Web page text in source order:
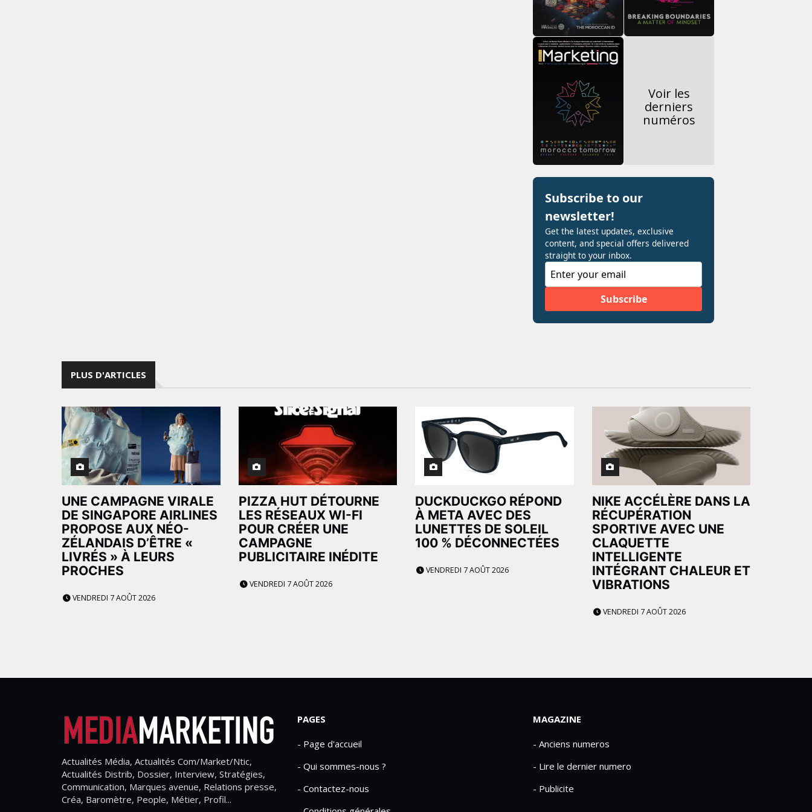
Voir les
derniers
numéros
PLUS D'ARTICLES
UNE CAMPAGNE VIRALE
DE SINGAPORE AIRLINES
PROPOSE AUX NÉO-
ZÉLANDAIS D’ÊTRE «
LIVRÉS » À LEURS
PROCHES
VENDREDI 7 AOÛT 2026
PIZZA HUT DÉTOURNE
LES RÉSEAUX WI-FI
POUR CRÉER UNE
CAMPAGNE
PUBLICITAIRE INÉDITE
VENDREDI 7 AOÛT 2026
DUCKDUCKGO RÉPOND
À META AVEC DES
LUNETTES DE SOLEIL
100 % DÉCONNECTÉES
VENDREDI 7 AOÛT 2026
NIKE ACCÉLÈRE DANS LA
RÉCUPÉRATION
SPORTIVE AVEC UNE
CLAQUETTE
INTELLIGENTE
INTÉGRANT CHALEUR ET
VIBRATIONS
VENDREDI 7 AOÛT 2026
Actualités Média, Actualités Com/Market/Ntic,
Actualités Distrib, Dossier, Interview, Stratégies,
Communication, Marques avenue, Relations presse,
Créa, Baromètre, People, Métier, Profil...
PAGES
- Page d'accueil
- Qui sommes-nous ?
- Contactez-nous
MAGAZINE
- Anciens numeros
- Lire le dernier numero
- Publicite